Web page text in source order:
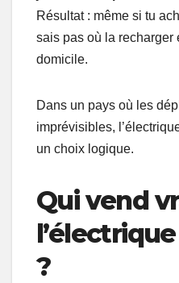
Résultat : même si tu
sais pas où la recharger
domicile.
Dans un pays où les
imprévisibles,
un choix logique.
Qui vend
?